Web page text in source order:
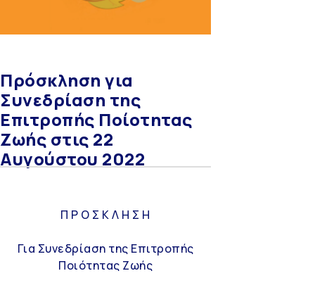
Πρόσκληση για
Συνεδρίαση της
Επιτροπής Ποίοτητας
Ζωής στις 22
Αυγούστου 2022
Π Ρ Ο Σ Κ Λ Η Σ Η
Για Συνεδρίαση της Επιτροπής
Ποιότητας Ζωής